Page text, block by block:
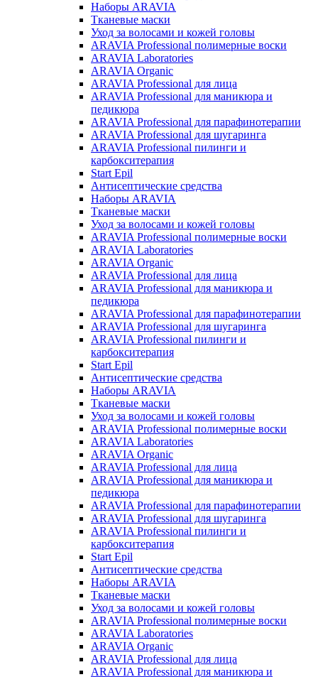
Наборы ARAVIA
Тканевые маски
Уход за волосами и кожей головы
ARAVIA Professional полимерные воски
ARAVIA Laboratories
ARAVIA Organic
ARAVIA Professional для лица
ARAVIA Professional для маникюра и
педикюра
ARAVIA Professional для парафинотерапии
ARAVIA Professional для шугаринга
ARAVIA Professional пилинги и
карбокситерапия
Start Epil
Антисептические средства
Наборы ARAVIA
Тканевые маски
Уход за волосами и кожей головы
ARAVIA Professional полимерные воски
ARAVIA Laboratories
ARAVIA Organic
ARAVIA Professional для лица
ARAVIA Professional для маникюра и
педикюра
ARAVIA Professional для парафинотерапии
ARAVIA Professional для шугаринга
ARAVIA Professional пилинги и
карбокситерапия
Start Epil
Антисептические средства
Наборы ARAVIA
Тканевые маски
Уход за волосами и кожей головы
ARAVIA Professional полимерные воски
ARAVIA Laboratories
ARAVIA Organic
ARAVIA Professional для лица
ARAVIA Professional для маникюра и
педикюра
ARAVIA Professional для парафинотерапии
ARAVIA Professional для шугаринга
ARAVIA Professional пилинги и
карбокситерапия
Start Epil
Антисептические средства
Наборы ARAVIA
Тканевые маски
Уход за волосами и кожей головы
ARAVIA Professional полимерные воски
ARAVIA Laboratories
ARAVIA Organic
ARAVIA Professional для лица
ARAVIA Professional для маникюра и